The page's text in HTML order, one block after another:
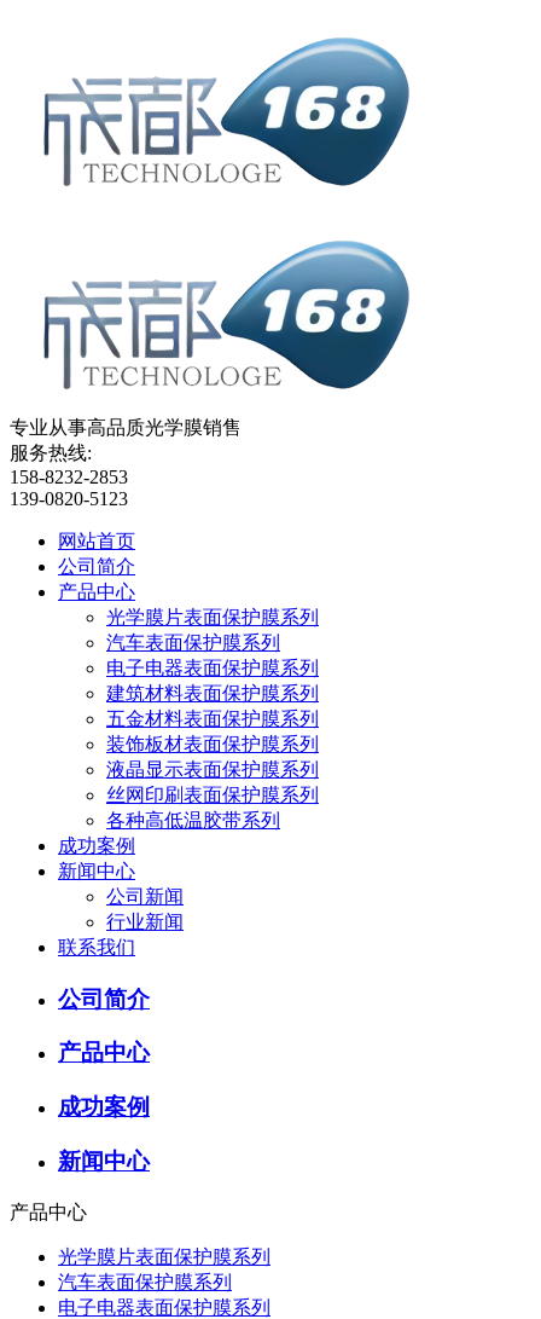
专业从事高品质光学膜销售
服务热线:
158-8232-2853
139-0820-5123
网站首页
公司简介
产品中心
光学膜片表面保护膜系列
汽车表面保护膜系列
电子电器表面保护膜系列
建筑材料表面保护膜系列
五金材料表面保护膜系列
装饰板材表面保护膜系列
液晶显示表面保护膜系列
丝网印刷表面保护膜系列
各种高低温胶带系列
成功案例
新闻中心
公司新闻
行业新闻
联系我们
公司简介
产品中心
成功案例
新闻中心
产品中心
光学膜片表面保护膜系列
汽车表面保护膜系列
电子电器表面保护膜系列